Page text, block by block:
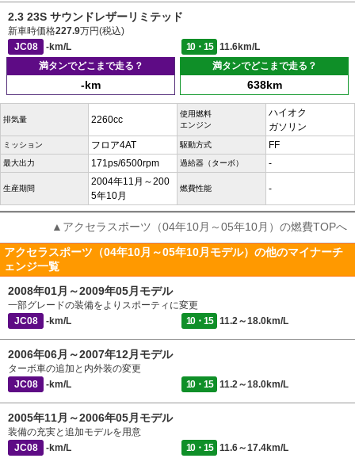
2.3 23S サウンドレザーリミテッド
新車時価格227.9万円(税込)
JC08
-km/L 10・15
11.6km/L
満タンでどこまで走る？
-km
満タンでどこまで走る？
638km
排気量 2260cc
使用燃料
エンジン
ハイオク
ガソリン
ミッション フロア4AT 駆動方式 FF
最大出力 171ps/6500rpm 過給器（ターボ） -
生産期間
2004年11月～200
5年10月
燃費性能 -
▲アクセラスポーツ（04年10月～05年10月）の燃費TOPへ
アクセラスポーツ（04年10月～05年10月モデル）の他のマイナーチ
ェンジ一覧
2008年01月～2009年05月モデル
一部グレードの装備をよりスポーティに変更
JC08
-km/L 10・15 11.2～18.0km/L
2006年06月～2007年12月モデル
ターボ車の追加と内外装の変更
JC08
-km/L 10・15 11.2～18.0km/L
2005年11月～2006年05月モデル
装備の充実と追加モデルを用意
JC08
-km/L 10・15 11.6～17.4km/L